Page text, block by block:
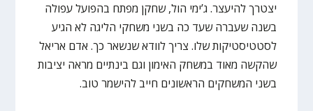
יצטרך להיעצר. ג’ימי הול, שחקן מפתח בהפועל עפולה
בשנה שעברה שעד כה בשני משחקי הליגה לא הגיע
לסטטיסטיקות שלו. צריך לוודא שנשאר כך. אדם אריאל
שהקשה מאוד במשחק האימון וגם בינתיים מראה יציבות
בשני המשחקים הראשונים חייב להישמר טוב.